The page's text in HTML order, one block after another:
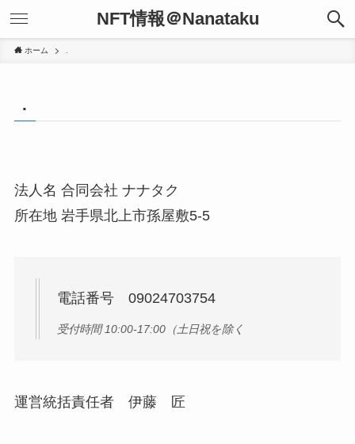
NFT情報＠Nanataku
ホーム
.
法人名 合同会社 ナナタク
所在地 岩手県北上市孫屋敷5-5
電話番号 09024703754
受付時間 10:00-17:00（土日祝を除く
運営統括責任者 伊藤 匠